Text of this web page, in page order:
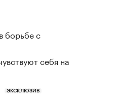
борьбе с
себя на
ЭКСКЛЮЗИВ